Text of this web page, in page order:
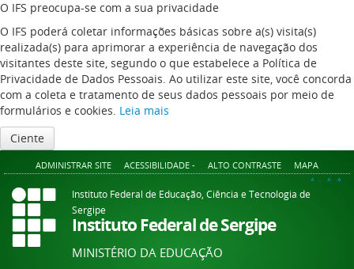
O IFS preocupa-se com a sua privacidade
O IFS poderá coletar informações básicas sobre a(s) visita(s)
realizada(s) para aprimorar a experiência de navegação dos
visitantes deste site, segundo o que estabelece a Política de
Privacidade de Dados Pessoais. Ao utilizar este site, você concorda
com a coleta e tratamento de seus dados pessoais por meio de
formulários e cookies. Leia mais
Ciente
ADMINISTRAR SITE ACESSIBILIDADE - ALTO CONTRASTE MAPA
A+ A A-
Instituto Federal de Educação, Ciência e Tecnologia de
Sergipe
Instituto Federal de Sergipe
MINISTÉRIO DA EDUCAÇÃO